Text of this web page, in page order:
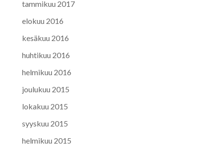
tammikuu 2017
elokuu 2016
kesäkuu 2016
huhtikuu 2016
helmikuu 2016
joulukuu 2015
lokakuu 2015
syyskuu 2015
helmikuu 2015